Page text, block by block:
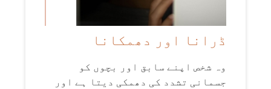
ڈرانا اور دھمکانا
وہ شخص اپنے سابق اور بچوں کو
جسمانی تشدد کی دھمکی دیتا ہے اور